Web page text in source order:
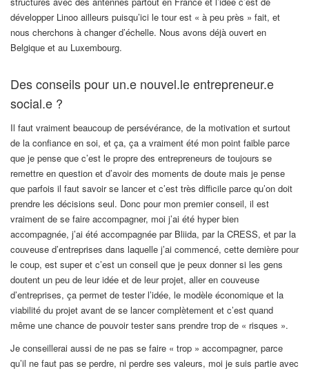
développer Linoo ailleurs puisqu’ici le tour est « à peu près » fait, et
nous cherchons à changer d’échelle. Nous avons déjà ouvert en
Belgique et au Luxembourg.
Desconseils pour un.e nouvel.le entrepreneur.e
social.e ?
Il faut vraiment beaucoup de persévérance, de la motivation et surtout
de la confiance en soi, et ça, ça a vraiment été mon point faible parce
que je pense que c’est le propre des entrepreneurs de toujours se
remettre en question et d’avoir des moments de doute mais je pense
que parfois il faut savoir se lancer et c’est très difficile parce qu’on doit
prendre les décisions seul. Donc pour mon premier conseil, il est
vraiment de se faire accompagner, moi j’ai été hyper bien
accompagnée, j’ai été accompagnée par Bliida, par la CRESS, et par la
couveuse d’entreprises dans laquelle j’ai commencé, cette dernière pour
le coup, est super et c’est un conseil que je peux donner si les gens
doutent un peu de leur idée et de leur projet, aller en couveuse
d’entreprises, ça permet de tester l’idée, le modèle économique et la
viabilité du projet avant de se lancer complètement et c’est quand
même une chance de pouvoir tester sans prendre trop de « risques ».
Je conseillerai aussi de ne pas se faire « trop » accompagner, parce
qu’il ne faut pas se perdre, ni perdre ses valeurs, moi je suis partie avec